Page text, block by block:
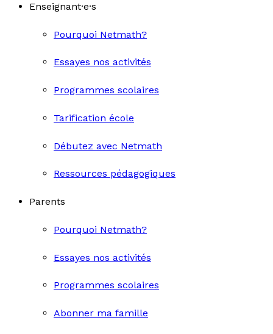
Enseignant·e·s
Pourquoi Netmath?
Essayes nos activités
Programmes scolaires
Tarification école
Débutez avec Netmath
Ressources pédagogiques
Parents
Pourquoi Netmath?
Essayes nos activités
Programmes scolaires
Abonner ma famille